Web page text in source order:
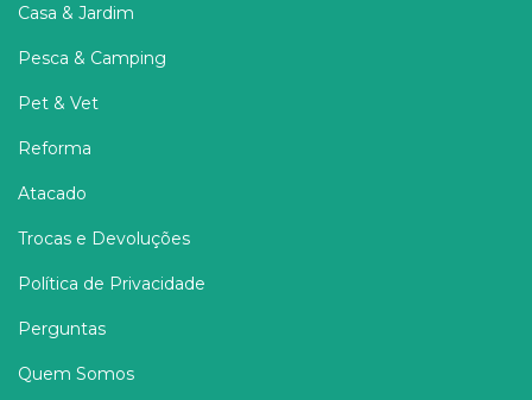
Casa & Jardim
Pesca & Camping
Pet & Vet
Reforma
Atacado
Trocas e Devoluções
Política de Privacidade
Perguntas
Quem Somos